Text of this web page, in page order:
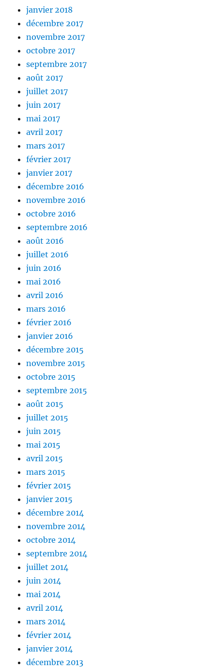
janvier 2018
décembre 2017
novembre 2017
octobre 2017
septembre 2017
août 2017
juillet 2017
juin 2017
mai 2017
avril 2017
mars 2017
février 2017
janvier 2017
décembre 2016
novembre 2016
octobre 2016
septembre 2016
août 2016
juillet 2016
juin 2016
mai 2016
avril 2016
mars 2016
février 2016
janvier 2016
décembre 2015
novembre 2015
octobre 2015
septembre 2015
août 2015
juillet 2015
juin 2015
mai 2015
avril 2015
mars 2015
février 2015
janvier 2015
décembre 2014
novembre 2014
octobre 2014
septembre 2014
juillet 2014
juin 2014
mai 2014
avril 2014
mars 2014
février 2014
janvier 2014
décembre 2013